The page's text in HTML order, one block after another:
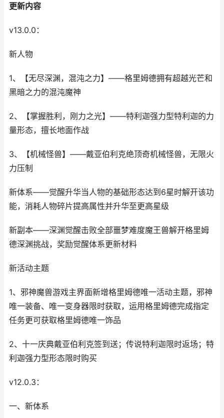
更新内容
v13.0.0：
新人物
1、【无尽深渊，混沌之力】——格里姆德拥有超越光芒和
黑暗之力的混沌魔神
2、【掌握胜利，刚力之光】——特利迦强力型特利迦的力
量形态，擅长地面作战
3、【机械怪兽】——戴亚伯利克绝顶奇机械怪兽，无限火
力压制
新体系——觉醒升华当人物的基础形态达到6星时解开该功
能，消耗人物碎片提高属性并升华至更高星级
新副本——深渊觉醒击败全部噩梦难度魔王兽解开格里姆
德深渊挑战，奖励觉醒体系更新材料
新活动主题
1、邪神魔兽游戏主界面新增格里姆德唯一活动主题，邪神
唯一装备、唯一变身器限时获取，运用格里姆德完成指定
任务更可获取格里姆德唯一饰品
2、十一庆典戴亚伯利克签到送；传说特利迦限时返场；特
利迦强力型形态限时购买
v12.0.3：
一、新体系